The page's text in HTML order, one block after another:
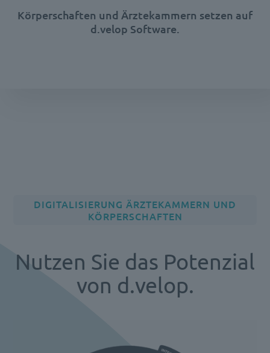
Körperschaften und Ärztekammern setzen auf
d.velop Software.
DIGITALISIERUNG ÄRZTEKAMMERN UND
KÖRPERSCHAFTEN
Nutzen Sie das Potenzial
von d.velop.